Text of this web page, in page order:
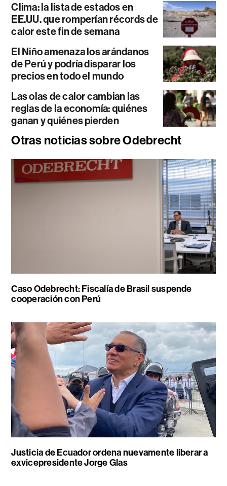
Clima: la lista de estados en
EE.UU. que romperían récords de
calor este fin de semana
El Niño amenaza los arándanos
de Perú y podría disparar los
precios en todo el mundo
Las olas de calor cambian las
reglas de la economía: quiénes
ganan y quiénes pierden
Otras noticias sobre Odebrecht
Caso Odebrecht: Fiscalía de Brasil suspende
cooperación con Perú
Justicia de Ecuador ordena nuevamente liberar a
exvicepresidente Jorge Glas